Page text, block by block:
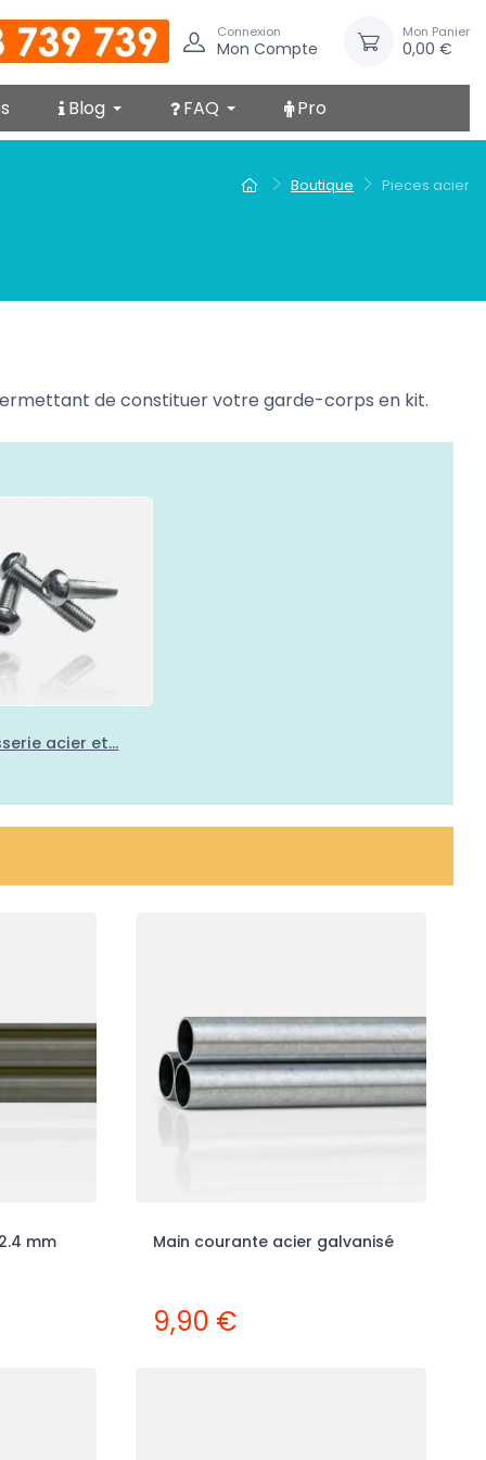
Connexion
Mon Compte
Mon Panier
0,00 €
Blog FAQ Pro
Boutique Pieces acier
de constituer votre garde-corps en kit.
acier et...
mm Main courante acier galvanisé
9,90 €